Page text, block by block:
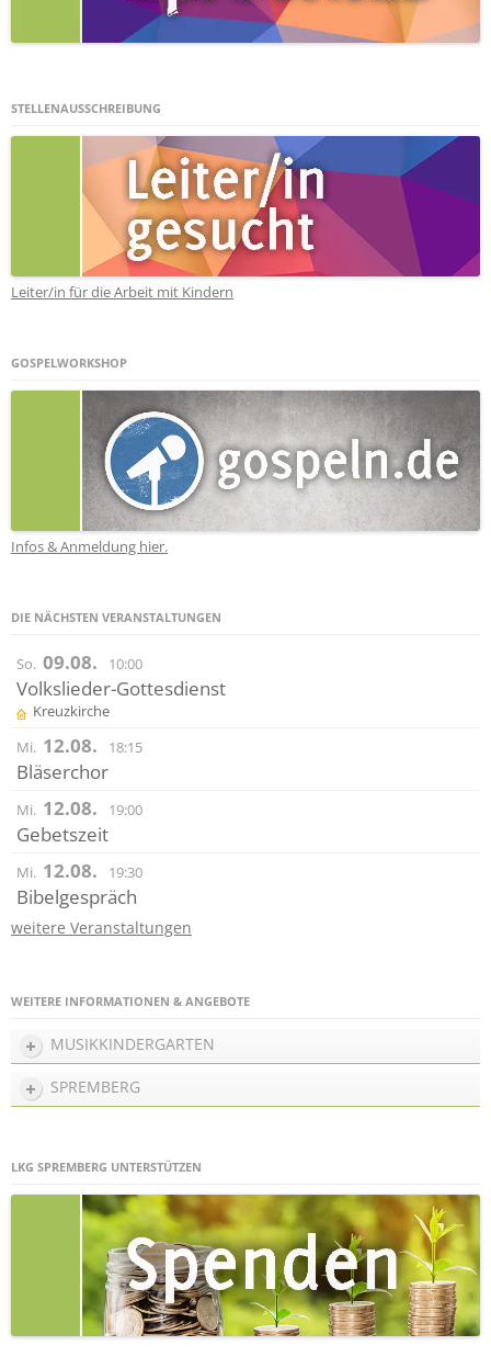
STELLENAUSSCHREIBUNG
Leiter/in für die Arbeit mit Kindern
GOSPELWORKSHOP
Infos & Anmeldung hier.
DIE NÄCHSTEN VERANSTALTUNGEN
So. 09.08. 10:00
Volkslieder-Gottesdienst
Kreuzkirche
Mi. 12.08. 18:15
Bläserchor
Mi. 12.08. 19:00
Gebetszeit
Mi. 12.08. 19:30
Bibelgespräch
weitere Veranstaltungen
WEITERE INFORMATIONEN & ANGEBOTE
MUSIKKINDERGARTEN
SPREMBERG
LKG SPREMBERG UNTERSTÜTZEN